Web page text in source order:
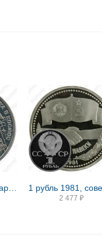
1 рубль 1981, Гагарин Proof
2 477 ₽